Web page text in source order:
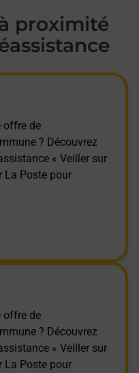
proximité
offre de
? Découvrez
« Veiller sur
La Poste pour
offre de
? Découvrez
« Veiller sur
La Poste pour